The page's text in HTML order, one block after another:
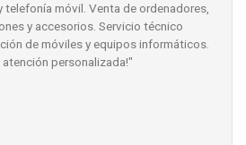
móvil. Venta de ordenadores,
y accesorios. Servicio técnico
de móviles y equipos informáticos.
personalizada!"